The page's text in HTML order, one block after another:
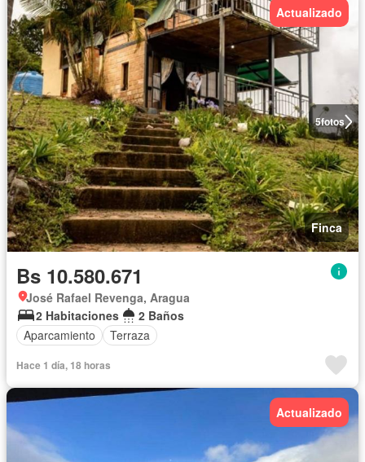
5fotos
Actualizado
Finca
Bs 10.580.671
José Rafael Revenga, Aragua
2 Habitaciones
2 Baños
Aparcamiento
Terraza
Hace 1 día, 18 horas
Actualizado